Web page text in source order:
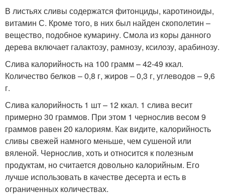
В листьях сливы содержатся фитонциды, каротиноиды,
витамин С. Кроме того, в них был найден скополетин –
вещество, подобное кумарину. Смола из коры данного
дерева включает галактозу, рамнозу, ксилозу, арабинозу.
Слива калорийность на 100 грамм – 42-49 ккал.
Количество белков – 0,8 г, жиров – 0,3 г, углеводов – 9,6
г.
Слива калорийность 1 шт – 12 ккал. 1 слива весит
примерно 30 граммов. При этом 1 чернослив весом 9
граммов равен 20 калориям. Как видите, калорийность
сливы свежей намного меньше, чем сушеной или
вяленой. Чернослив, хоть и относится к полезным
продуктам, но считается довольно калорийным. Его
лучше использовать в качестве десерта и есть в
ограниченных количествах.